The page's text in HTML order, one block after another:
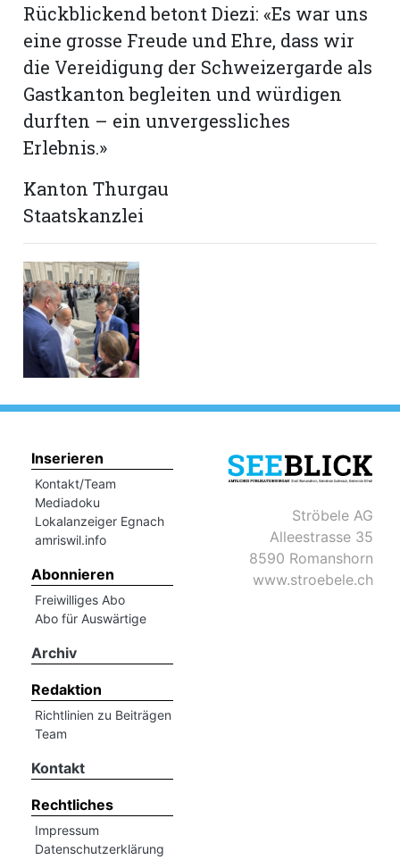
Rückblickend betont Diezi: «Es war uns
eine grosse Freude und Ehre, dass wir
die Vereidigung der Schweizergarde als
Gastkanton begleiten und würdigen
durften – ein unvergessliches
Erlebnis.»
Kanton Thurgau
Staatskanzlei
Inserieren
Kontakt/Team
Mediadoku
Lokalanzeiger Egnach
amriswil.info
Abonnieren
Freiwilliges Abo
Abo für Auswärtige
Archiv
Redaktion
Richtlinien zu Beiträgen
Team
Kontakt
Rechtliches
Impressum
Datenschutzerklärung
Ströbele AG
Alleestrasse 35
8590 Romanshorn
www.stroebele.ch